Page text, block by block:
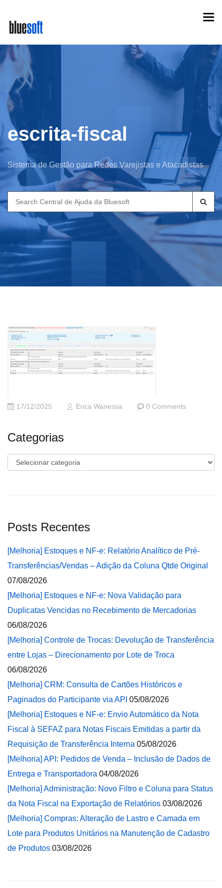
main
content
escrita-fiscal
Sistema de Gestão para Redes Varejistas e Atacadistas
Search
for:
17/12/2025 Erica Wanessa 0 Comments
Categorias
Categorias
Posts Recentes
[Melhoria] Estoques e NF-e: Relatório Analítico de Pré-
Transferências/Vendas – Adição da Coluna Qtde Original
07/08/2026
[Melhoria] Estoques e NF-e: Nova Validação para
Duplicatas Vencidas no Recebimento de Mercadorias
06/08/2026
[Melhoria] Controle de Trocas: Devolução de Transferência
entre Lojas – Direcionamento por Lote de Troca
06/08/2026
[Melhoria] CRM: Consulta de Cartões Históricos e
Paginados do Participante via API 05/08/2026
[Melhoria] Estoques e NF-e: Envio Automático da Nota
Fiscal à SEFAZ para Notas Fiscais Emitidas a partir da
Requisição de Transferência Interna 05/08/2026
[Melhoria] API: Pedidos de Venda – Inclusão de Dados de
Entrega e Transportadora 04/08/2026
[Melhoria] Administração: Novo Filtro e Coluna para Status
da Nota Fiscal na Exportação de Relatórios 03/08/2026
[Melhoria] Compras: Alteração de Lastro e Camada em
Lote para Produtos Unitários na Manutenção de Cadastro
de Produtos 03/08/2026